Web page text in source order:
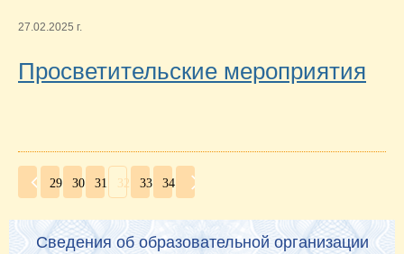
27.02.2025 г.
Просветительские мероприятия
29 30 31 32 33 34
Сведения об образовательной организации